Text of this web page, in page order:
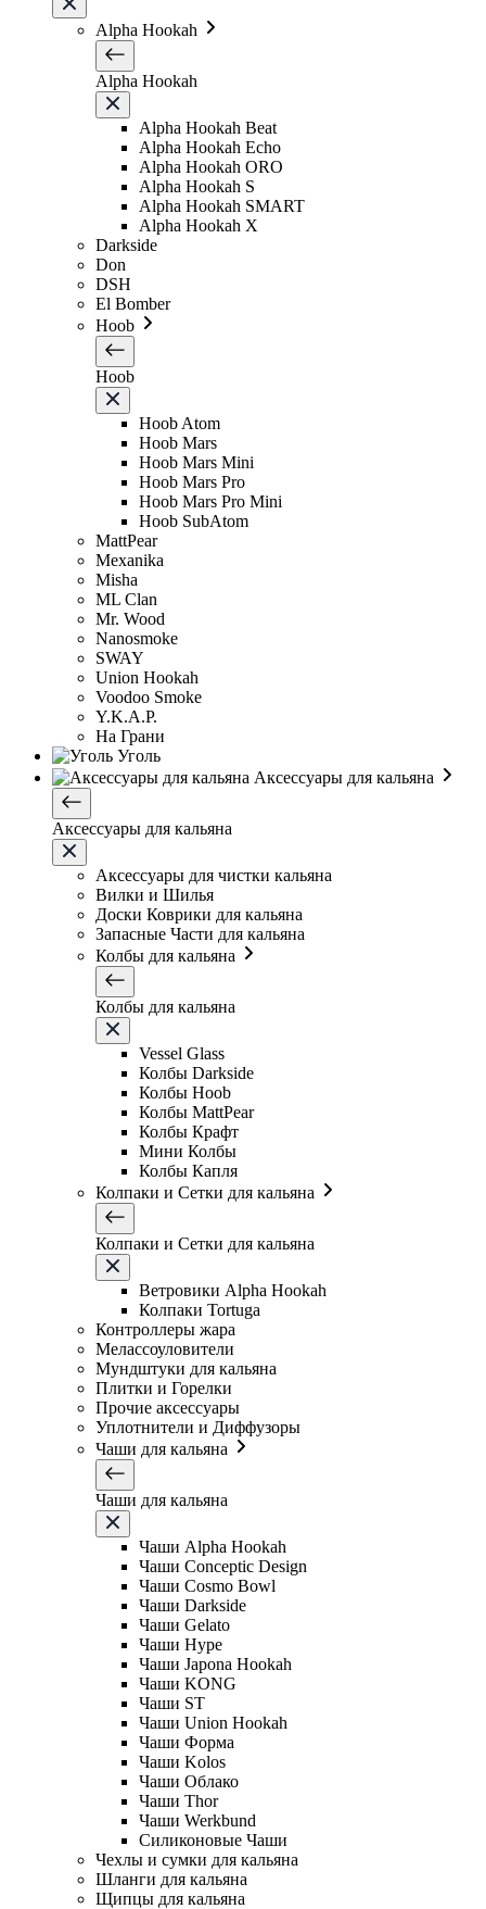
Alpha Hookah
Alpha Hookah
Alpha Hookah Beat
Alpha Hookah Echo
Alpha Hookah ORO
Alpha Hookah S
Alpha Hookah SMART
Alpha Hookah X
Darkside
Don
DSH
El Bomber
Hoob
Hoob
Hoob Atom
Hoob Mars
Hoob Mars Mini
Hoob Mars Pro
Hoob Mars Pro Mini
Hoob SubAtom
MattPear
Mexanika
Misha
ML Clan
Mr. Wood
Nanosmoke
SWAY
Union Hookah
Voodoo Smoke
Y.K.A.P.
На Грани
Уголь
Аксессуары для кальяна
Аксессуары для кальяна
Аксессуары для чистки кальяна
Вилки и Шилья
Доски Коврики для кальяна
Запасные Части для кальяна
Колбы для кальяна
Колбы для кальяна
Vessel Glass
Колбы Darkside
Колбы Hoob
Колбы MattPear
Колбы Крафт
Мини Колбы
Колбы Капля
Колпаки и Сетки для кальяна
Колпаки и Сетки для кальяна
Ветровики Alpha Hookah
Колпаки Tortuga
Контроллеры жара
Мелассоуловители
Мундштуки для кальяна
Плитки и Горелки
Прочие аксессуары
Уплотнители и Диффузоры
Чаши для кальяна
Чаши для кальяна
Чаши Alpha Hookah
Чаши Conceptic Design
Чаши Cosmo Bowl
Чаши Darkside
Чаши Gelato
Чаши Hype
Чаши Japona Hookah
Чаши KONG
Чаши ST
Чаши Union Hookah
Чаши Форма
Чаши Kolos
Чаши Облако
Чаши Thor
Чаши Werkbund
Силиконовые Чаши
Чехлы и сумки для кальяна
Шланги для кальяна
Щипцы для кальяна